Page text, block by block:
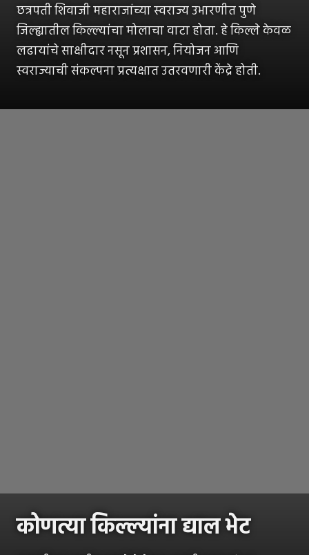
छत्रपती शिवाजी महाराजांच्या स्वराज्य उभारणीत पुणे
जिल्ह्यातील किल्ल्यांचा मोलाचा वाटा होता. हे किल्ले केवळ
लढायांचे साक्षीदार नसून प्रशासन, नियोजन आणि
स्वराज्याची संकल्पना प्रत्यक्षात उतरवणारी केंद्रे होती.
कोणत्या किल्ल्यांना द्याल भेट